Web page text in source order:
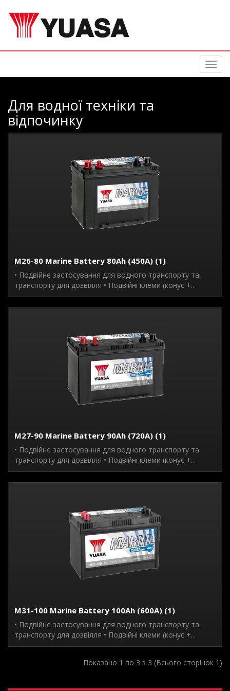
Для водної техніки та
відпочинку
M26-80 Marine Battery 80Ah (450A) (1)
• Подвійне застосування для водного транспорту та
транспорту для дозвілля • Подвійні клеми (конус +..
M27-90 Marine Battery 90Ah (720A) (1)
• Подвійне застосування для водного транспорту та
транспорту для дозвілля • Подвійні клеми (конус +..
M31-100 Marine Battery 100Ah (600A) (1)
• Подвійне застосування для водного транспорту та
транспорту для дозвілля • Подвійні клеми (конус +..
Показано 1 по 3 з 3 (Всього сторінок 1)